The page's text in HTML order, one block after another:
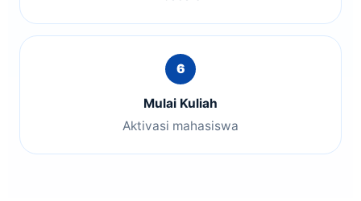
Mulai Kuliah
Aktivasi mahasiswa